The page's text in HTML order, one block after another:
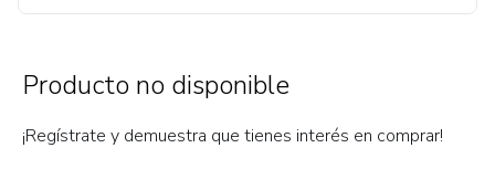
Producto no disponible
¡Regístrate y demuestra que tienes interés en comprar!